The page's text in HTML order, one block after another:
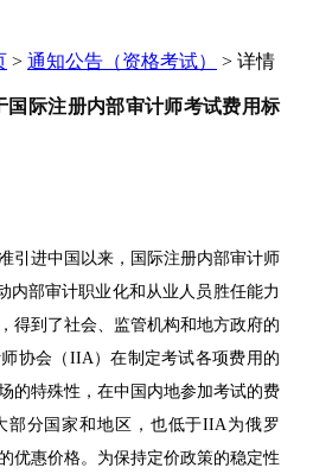
> 通知公告（资格考试） > 详情
国际注册内部审计师考试费用标
引进中国以来，国际注册内部审计师
内部审计职业化和从业人员胜任能力
得到了社会、监管机构和地方政府的
协会（IIA）在制定考试各项费用的
的特殊性，在中国内地参加考试的费
部分国家和地区，也低于IIA为俄罗
优惠价格。为保持定价政策的稳定性